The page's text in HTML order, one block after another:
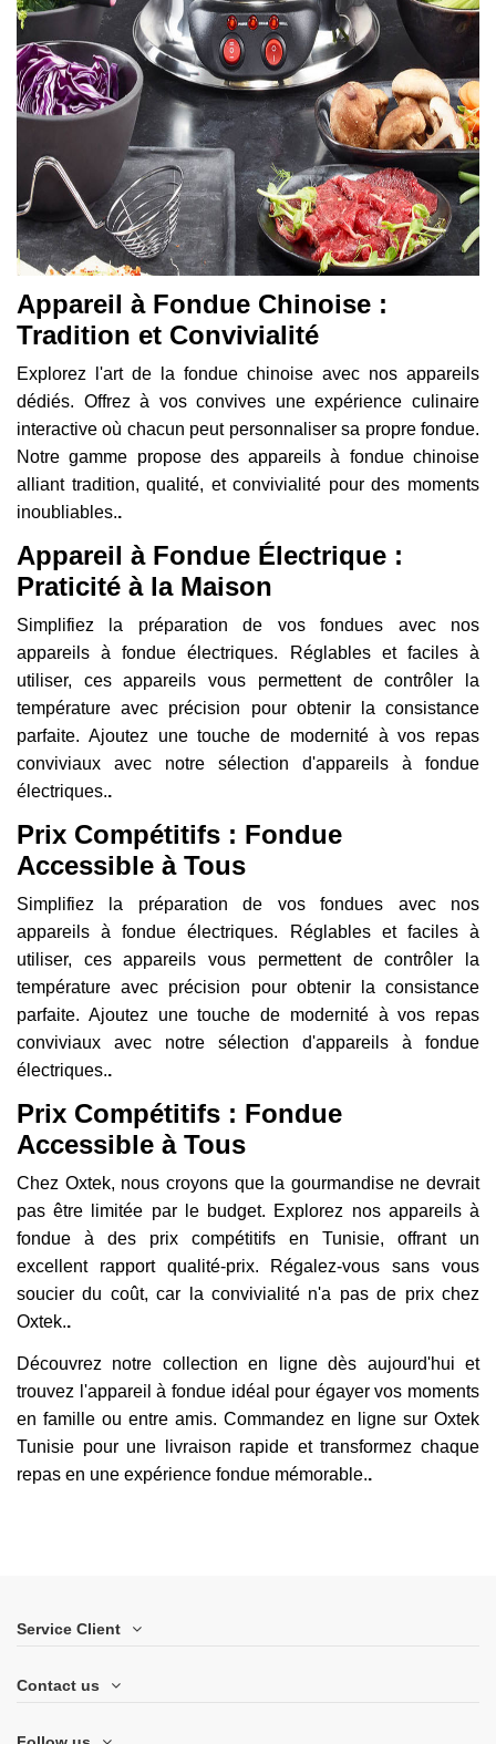
Appareil à Fondue Chinoise :
Tradition et Convivialité
Explorez l'art de la fondue chinoise avec nos appareils
dédiés. Offrez à vos convives une expérience culinaire
interactive où chacun peut personnaliser sa propre fondue.
Notre gamme propose des appareils à fondue chinoise
alliant tradition, qualité, et convivialité pour des moments
inoubliables..
Appareil à Fondue Électrique :
Praticité à la Maison
Simplifiez la préparation de vos fondues avec nos
appareils à fondue électriques. Réglables et faciles à
utiliser, ces appareils vous permettent de contrôler la
température avec précision pour obtenir la consistance
parfaite. Ajoutez une touche de modernité à vos repas
conviviaux avec notre sélection d'appareils à fondue
électriques..
Prix Compétitifs : Fondue
Accessible à Tous
Simplifiez la préparation de vos fondues avec nos
appareils à fondue électriques. Réglables et faciles à
utiliser, ces appareils vous permettent de contrôler la
température avec précision pour obtenir la consistance
parfaite. Ajoutez une touche de modernité à vos repas
conviviaux avec notre sélection d'appareils à fondue
électriques..
Prix Compétitifs : Fondue
Accessible à Tous
Chez Oxtek, nous croyons que la gourmandise ne devrait
pas être limitée par le budget. Explorez nos appareils à
fondue à des prix compétitifs en Tunisie, offrant un
excellent rapport qualité-prix. Régalez-vous sans vous
soucier du coût, car la convivialité n'a pas de prix chez
Oxtek..
Découvrez notre collection en ligne dès aujourd'hui et
trouvez l'appareil à fondue idéal pour égayer vos moments
en famille ou entre amis. Commandez en ligne sur Oxtek
Tunisie pour une livraison rapide et transformez chaque
repas en une expérience fondue mémorable..
Service Client
Contact us